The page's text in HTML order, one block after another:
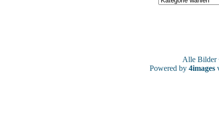
Alle
Powered by 4images